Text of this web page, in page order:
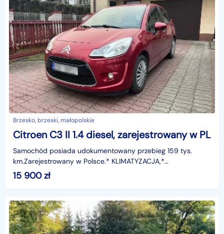
Brzesko, brzeski, małopolskie
Citroen C3 II 1.4 diesel, zarejestrowany w PL
Samochód posiada udokumentowany przebieg 159 tys.
km.Zarejestrowany w Polsce.* KLIMATYZACJA,*
PODGRZEWANE FOTELE,* automatyczne światła do jazdy
dziennej,* kont
15 900zł